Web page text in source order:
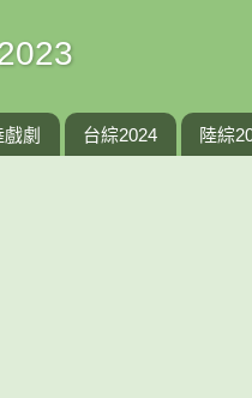
劇 台綜2024 陸綜